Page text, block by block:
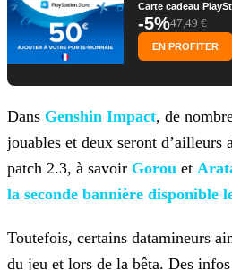
Carte cadeau
-5%47,49 €
EN PROFITER
Dans Genshin Impact, de
jouables et deux seront d’ailleurs
patch 2.3, à savoir Gorou et
la seconde bannière disponible
Toutefois, certains datamineurs
du jeu et lors de la bêta. Des